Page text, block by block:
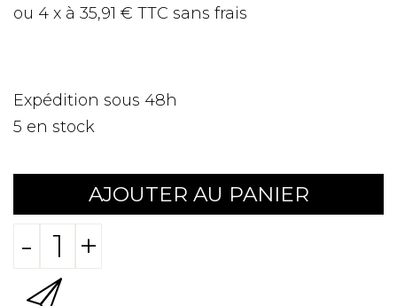
ou 4 x à 35,91 € TTC sans frais
Expédition sous 48h
5 en stock
AJOUTER AU PANIER
- +